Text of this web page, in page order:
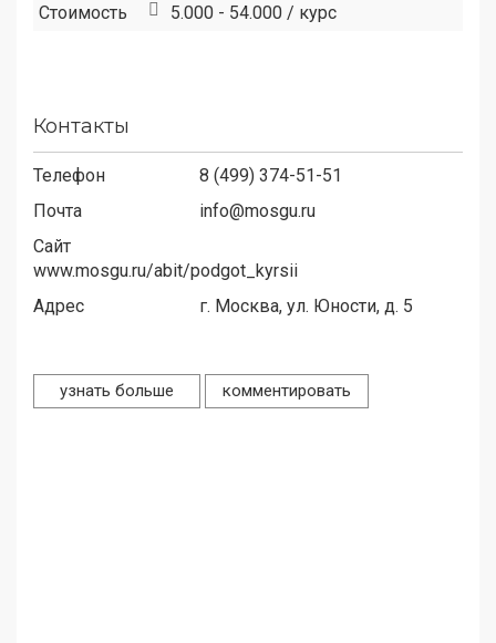
Стоимость
5.000 - 54.000 / курс
Контакты
Телефон
8 (499) 374-51-51
Почта
info@mosgu.ru
Сайт
www.mosgu.ru/abit/podgot_kyrsii
Адрес
г. Москва, ул. Юности, д. 5
узнать больше комментировать